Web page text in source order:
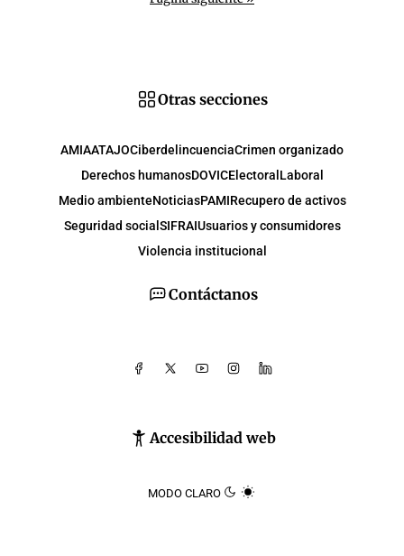
Contáctanos
Accesibilidad web
MODO CLARO
Otras secciones
AMIAATAJOCiberdelincuenciaCrimen organizado
Derechos humanosDOVICElectoral Laboral
Medio ambienteNoticiasPAMIRecupero de activos
Seguridad social SIFRAIUsuarios y consumidores
Violencia institucional